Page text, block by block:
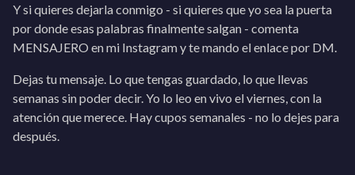
Y si quieres dejarla conmigo - si quieres que yo sea la puerta
por donde esas palabras finalmente salgan - comenta
MENSAJERO en mi Instagram y te mando el enlace por DM.
Dejas tu mensaje. Lo que tengas guardado, lo que llevas
semanas sin poder decir. Yo lo leo en vivo el viernes, con la
atención que merece. Hay cupos semanales - no lo dejes para
después.